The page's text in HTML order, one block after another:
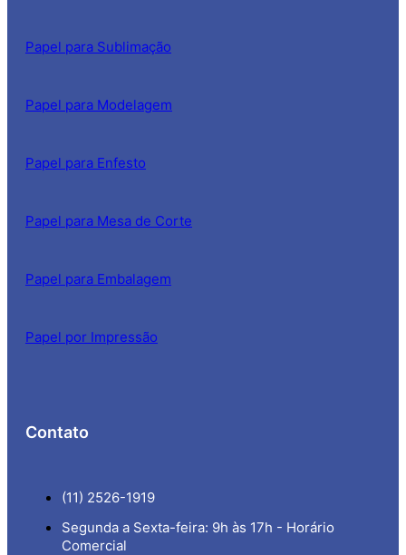
Papel para Sublimação
Papel para Modelagem
Papel para Enfesto
Papel para Mesa de Corte
Papel para Embalagem
Papel por Impressão
Contato
(11) 2526-1919
Segunda a Sexta-feira: 9h às 17h - Horário
Comercial